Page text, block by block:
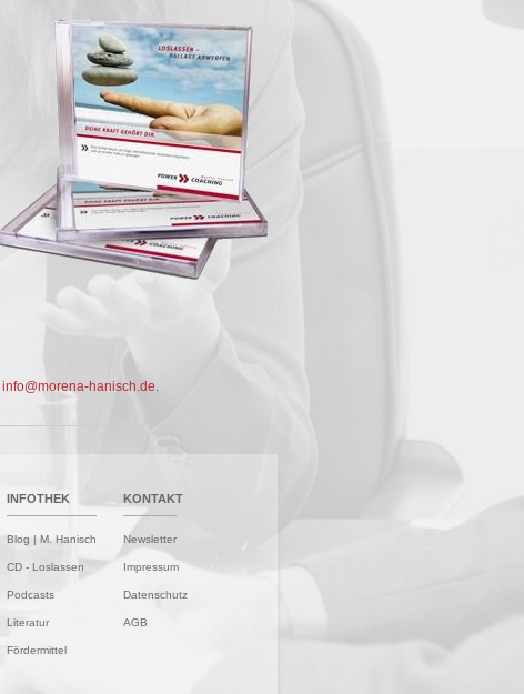
info@morena-hanisch.de.
INFOTHEK
Blog | M. Hanisch
CD - Loslassen
Podcasts
Literatur
Fördermittel
KONTAKT
Newsletter
Impressum
Datenschutz
AGB